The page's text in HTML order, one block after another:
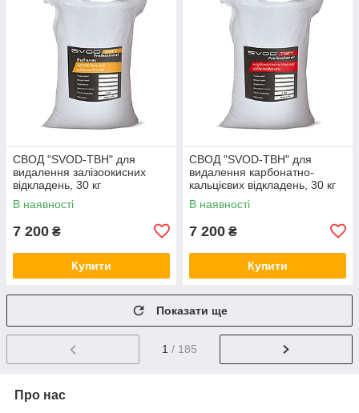
СВОД "SVOD-ТВН" для
видалення залізоокисних
відкладень, 30 кг
В наявності
7 200 ₴
Купити
СВОД "SVOD-ТВН" для
видалення карбонатно-
кальцієвих відкладень, 30 кг
В наявності
7 200 ₴
Купити
Показати ще
1 / 185
Про нас